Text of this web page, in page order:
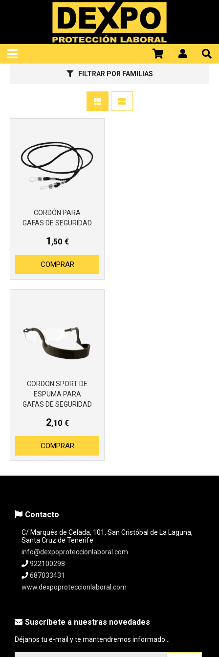
FILTRAR POR FAMILIAS
CORDÓN PARA
GAFAS DE SEGURIDAD
1 ,50 €
COMPRAR
CORDON SPORT DE
ESPUMA PARA
GAFAS DE SEGURIDAD
2,10 €
COMPRAR
Contacto
C/ Marqués de Celada, 101, San Cristóbal de La Laguna,
Santa Cruz de Tenerife
info@dexpoproteccionlaboral.com
922100298
687033431
www.dexpoproteccionlaboral.com
Suscríbete a nuestras novedades
Déjanos tu e-mail y te mantendremos informado...